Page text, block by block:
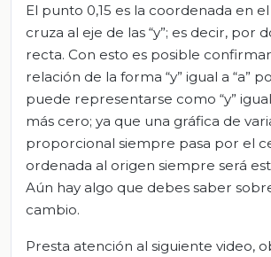
El punto 0,15 es la coordenada en
cruza al eje de las “y”; es decir, por
recta. Con esto es posible
relación de la forma “y” igual a “a”
puede representarse como “y” igual
más cero; ya que una gráfica de
proporcional siempre pasa por el
ordenada al origen siempre será
Aún hay algo que debes saber
cambio.
Presta atención al siguiente video,